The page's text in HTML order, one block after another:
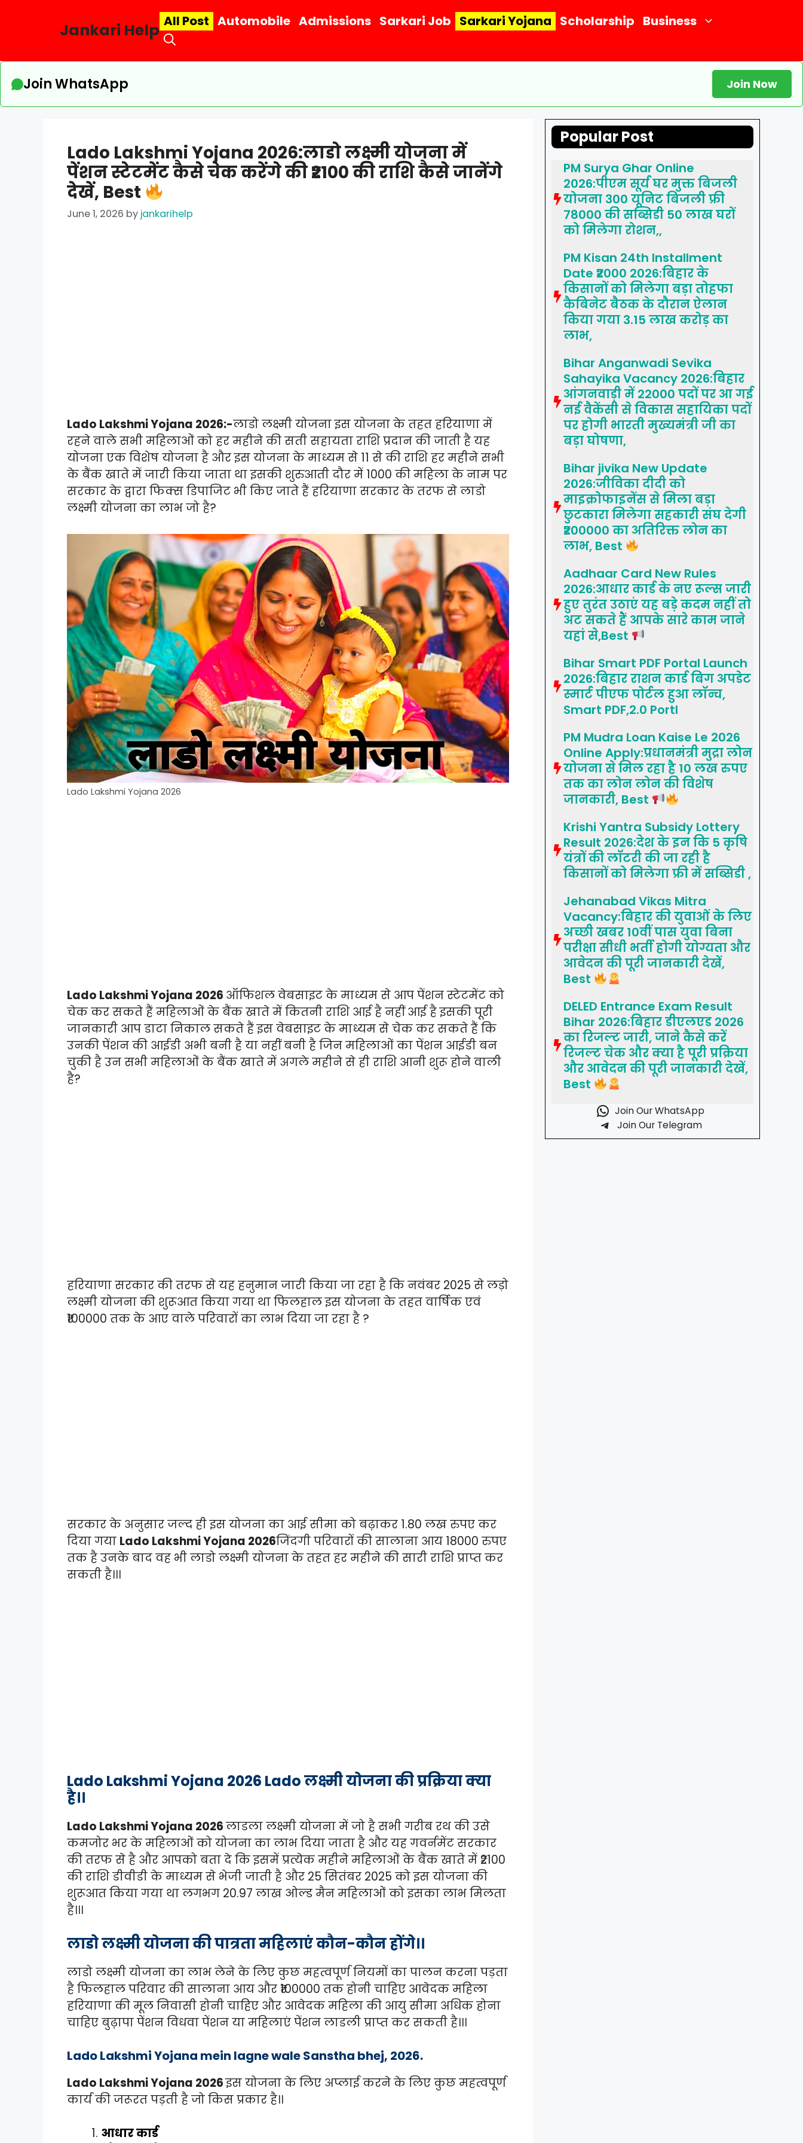
Jankari Help All Post Automobile Admissions Sarkari Job Sarkari Yojana Scholarship Business
Join WhatsApp Join Now
Lado Lakshmi Yojana 2026:लाडो लक्ष्मी योजना में
पेंशन स्टेटमेंट कैसे चेक करेंगे की ₹2100 की राशि कैसे जानेंगे
देखें, Best
June 1, 2026 by jankarihelp
Lado Lakshmi Yojana 2026:-लाडो लक्ष्मी योजना इस योजना के तहत हरियाणा में
रहने वाले सभी महिलाओं को हर महीने की सती सहायता राशि प्रदान की जाती है यह
योजना एक विशेष योजना है और इस योजना के माध्यम से 11 से की राशि हर महीने सभी
के बैंक खाते में जारी किया जाता था इसकी शुरुआती दौर में 1000 की महिला के नाम पर
सरकार के द्वारा फिक्स डिपाजिट भी किए जाते हैं हरियाणा सरकार के तरफ से लाडो
लक्ष्मी योजना का लाभ जो है?
Lado Lakshmi Yojana 2026
Lado Lakshmi Yojana 2026 ऑफिशल वेबसाइट के माध्यम से आप पेंशन स्टेटमेंट को
चेक कर सकते हैं महिलाओं के बैंक खाते में कितनी राशि आई है नहीं आई है इसकी पूरी
जानकारी आप डाटा निकाल सकते हैं इस वेबसाइट के माध्यम से चेक कर सकते हैं कि
उनकी पेंशन की आईडी अभी बनी है या नहीं बनी है जिन महिलाओं का पेंशन आईडी बन
चुकी है उन सभी महिलाओं के बैंक खाते में अगले महीने से ही राशि आनी शुरू होने वाली
है?
हरियाणा सरकार की तरफ से यह हनुमान जारी किया जा रहा है कि नवंबर 2025 से लड़ो
लक्ष्मी योजना की शुरूआत किया गया था फिलहाल इस योजना के तहत वार्षिक एवं
₹100000 तक के आए वाले परिवारों का लाभ दिया जा रहा है ?
सरकार के अनुसार जल्द ही इस योजना का आई सीमा को बढ़ाकर 1.80 लख रुपए कर
दिया गया Lado Lakshmi Yojana 2026जिंदगी परिवारों की सालाना आय 18000 रुपए
तक है उनके बाद वह भी लाडो लक्ष्मी योजना के तहत हर महीने की सारी राशि प्राप्त कर
सकती है।।।
Lado Lakshmi Yojana 2026 Lado लक्ष्मी योजना की प्रक्रिया क्या
है।।
Lado Lakshmi Yojana 2026लाडला लक्ष्मी योजना में जो है सभी गरीब रथ की उसे
कमजोर भर के महिलाओं को योजना का लाभ दिया जाता है और यह गवर्नमेंट सरकार
की तरफ से है और आपको बता दे कि इसमें प्रत्येक महीने महिलाओं के बैंक खाते में ₹2100
की राशि डीवीडी के माध्यम से भेजी जाती है और 25 सितंबर 2025 को इस योजना की
शुरूआत किया गया था लगभग 20.97 लाख ओल्ड मैन महिलाओं को इसका लाभ मिलता
है।।।
लाडो लक्ष्मी योजना की पात्रता महिलाएं कौन-कौन होंगे।।
लाडो लक्ष्मी योजना का लाभ लेने के लिए कुछ महत्वपूर्ण नियमों का पालन करना पड़ता
है फिलहाल परिवार की सालाना आय और ₹100000 तक होनी चाहिए आवेदक महिला
हरियाणा की मूल निवासी होनी चाहिए और आवेदक महिला की आयु सीमा अधिक होना
चाहिए बुढ़ापा पेंशन विधवा पेंशन या महिलाएं पेंशन लाडली प्राप्त कर सकती है।।।
Lado Lakshmi Yojana mein lagne wale Sanstha bhej, 2026.
Lado Lakshmi Yojana 2026इस योजना के लिए अप्लाई करने के लिए कुछ महत्वपूर्ण
कार्य की जरूरत पड़ती है जो किस प्रकार है।।
आधार कार्ड
Popular Post
PM Surya Ghar Online
2026:पीएम सूर्य घर मुक्त बिजली
योजना 300 यूनिट बिजली फ्री
78000 की सब्सिडी 50 लाख घरों
को मिलेगा रोशन,,
PM Kisan 24th Installment
Date ₹2000 2026:बिहार के
किसानों को मिलेगा बड़ा तोहफा
कैबिनेट बैठक के दौरान ऐलान
किया गया 3.15 लाख करोड़ का
लाभ,
Bihar Anganwadi Sevika
Sahayika Vacancy 2026:बिहार
आंगनवाड़ी में 22000 पदों पर आ गई
नई वैकेंसी से विकास सहायिका पदों
पर होगी भारती मुख्यमंत्री जी का
बड़ा घोषणा,
Bihar jivika New Update
2026:जीविका दीदी को
माइक्रोफाइनेंस से मिला बड़ा
छुटकारा मिलेगा सहकारी संघ देगी
₹200000 का अतिरिक्त लोन का
लाभ, Best
Aadhaar Card New Rules
2026:आधार कार्ड के नए रूल्स जारी
हुए तुरंत उठाएं यह बड़े कदम नहीं तो
अट सकते हैं आपके सारे काम जाने
यहां से,Best
Bihar Smart PDF Portal Launch
2026:बिहार राशन कार्ड बिग अपडेट
स्मार्ट पीएफ पोर्टल हुआ लॉन्च,
Smart PDF,2.0 Portl
PM Mudra Loan Kaise Le 2026
Online Apply:प्रधानमंत्री मुद्रा लोन
योजना से मिल रहा है 10 लख रुपए
तक का लोन लोन की विशेष
जानकारी, Best
Krishi Yantra Subsidy Lottery
Result 2026:देश के इन कि 5 कृषि
यंत्रों की लॉटरी की जा रही है
किसानों को मिलेगा फ्री में सब्सिडी ,
Jehanabad Vikas Mitra
Vacancy:बिहार की युवाओं के लिए
अच्छी खबर 10वीं पास युवा बिना
परीक्षा सीधी भर्ती होगी योग्यता और
आवेदन की पूरी जानकारी देखें,
Best
DELED Entrance Exam Result
Bihar 2026:बिहार डीएलएड 2026
का रिजल्ट जारी, जाने कैसे करें
रिजल्ट चेक और क्या है पूरी प्रक्रिया
और आवेदन की पूरी जानकारी देखें,
Best
Join Our WhatsApp
Join Our Telegram